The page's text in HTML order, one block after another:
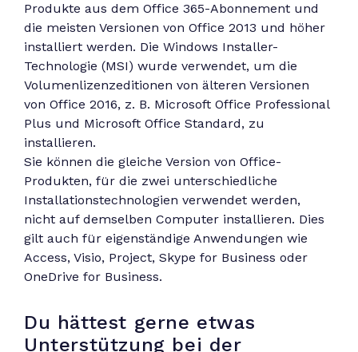
Produkte aus dem Office 365-Abonnement und
die meisten Versionen von Office 2013 und höher
installiert werden. Die Windows Installer-
Technologie (MSI) wurde verwendet, um die
Volumenlizenzeditionen von älteren Versionen
von Office 2016, z. B. Microsoft Office Professional
Plus und Microsoft Office Standard, zu
installieren.
Sie können die gleiche Version von Office-
Produkten, für die zwei unterschiedliche
Installationstechnologien verwendet werden,
nicht auf demselben Computer installieren. Dies
gilt auch für eigenständige Anwendungen wie
Access, Visio, Project, Skype for Business oder
OneDrive for Business.
Du hättest gerne etwas
Unterstützung bei der